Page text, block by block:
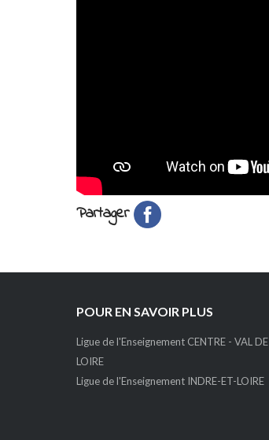
Partager
POUR EN SAVOIR PLUS
Ligue de l'Enseignement CENTRE - VAL DE
LOIRE
Ligue de l'Enseignement INDRE-ET-LOIRE